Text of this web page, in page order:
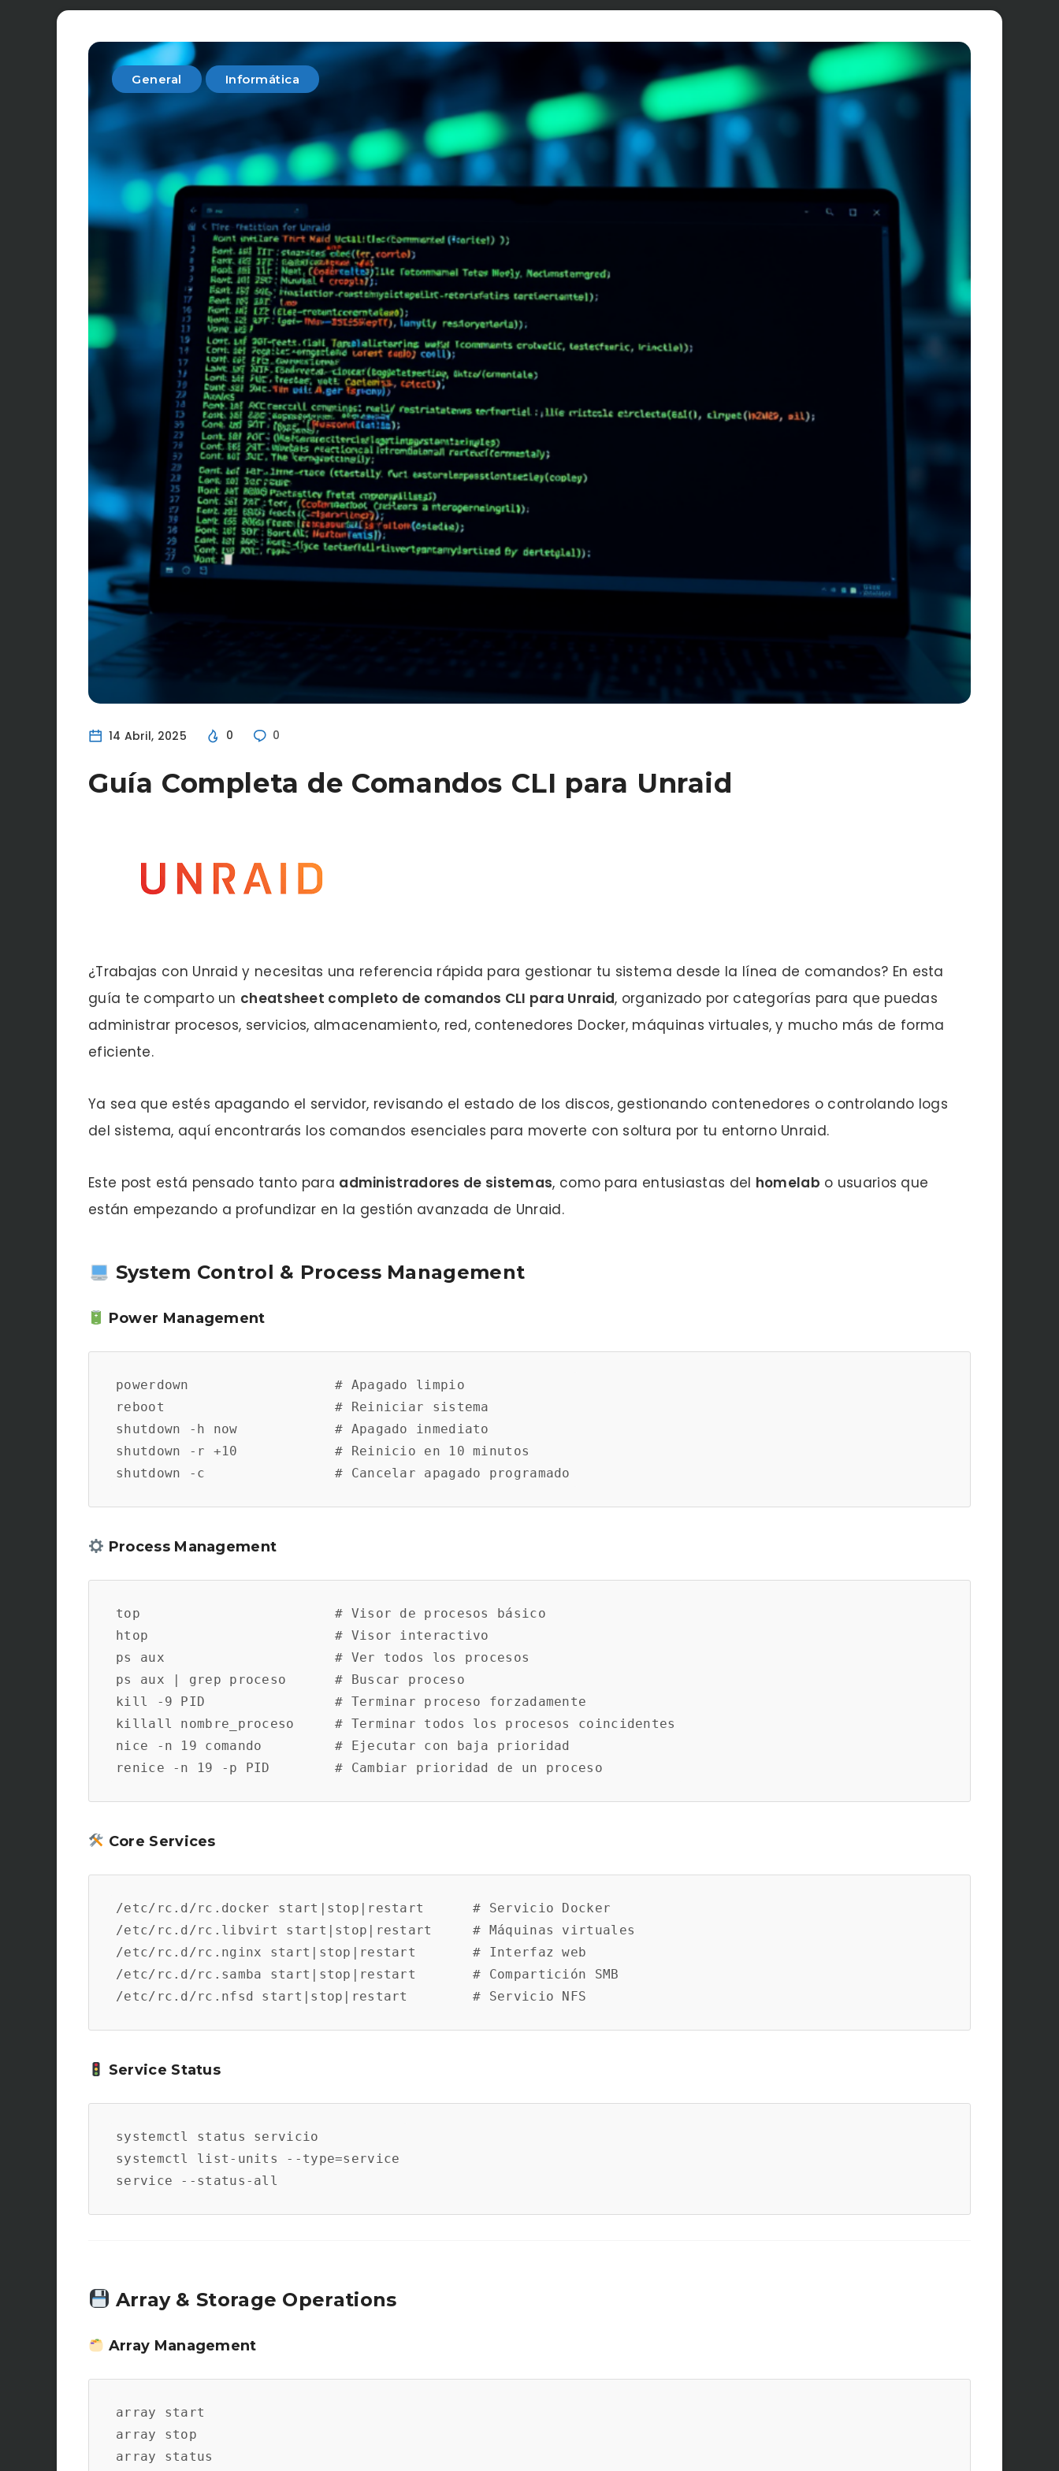
General Informática
14 Abril, 2025 0 0
Guía Completa de Comandos CLI para Unraid
¿Trabajas con Unraid y necesitas una referencia rápida para gestionar tu sistema desde la línea de comandos? En esta
guía te comparto un cheatsheet completo de comandos CLI para Unraid, organizado por categorías para que puedas
administrar procesos, servicios, almacenamiento, red, contenedores Docker, máquinas virtuales, y mucho más de forma
eficiente.
Ya sea que estés apagando el servidor, revisando el estado de los discos, gestionando contenedores o controlando logs
del sistema, aquí encontrarás los comandos esenciales para moverte con soltura por tu entorno Unraid.
Este post está pensado tanto para administradores de sistemas, como para entusiastas del homelab o usuarios que
están empezando a profundizar en la gestión avanzada de Unraid.
System Control & Process Management
Power Management
powerdown                  # Apagado limpio
reboot                     # Reiniciar sistema
shutdown -h now            # Apagado inmediato
shutdown -r +10            # Reinicio en 10 minutos
Process Management
top                        # Visor de procesos básico
htop                       # Visor interactivo
ps aux                     # Ver todos los procesos
ps aux | grep proceso      # Buscar proceso
kill -9 PID                # Terminar proceso forzadamente
killall nombre_proceso     # Terminar todos los procesos coincidentes
nice -n 19 comando         # Ejecutar con baja prioridad
Core Services
/etc/rc.d/rc.docker start|stop|restart      # Servicio Docker
/etc/rc.d/rc.libvirt start|stop|restart     # Máquinas virtuales
/etc/rc.d/rc.nginx start|stop|restart       # Interfaz web
/etc/rc.d/rc.samba start|stop|restart       # Compartición SMB
Service Status
systemctl status servicio
systemctl list-units --type=service
Array & Storage Operations
Array Management
array start
array stop
array status